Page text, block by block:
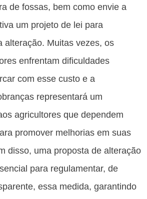
de fossas, bem como envie a
um projeto de lei para
alteração. Muitas vezes, os
enfrentam dificuldades
com esse custo e a
representará um
agricultores que dependem
promover melhorias em suas
disso, uma proposta de alteração
para regulamentar, de
essa medida, garantindo